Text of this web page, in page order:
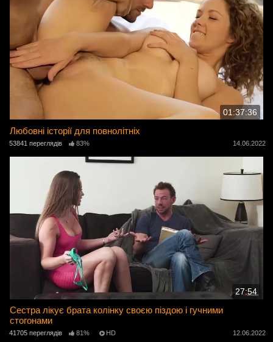
01:37:36
Любовні історії для повнолітніх
53841 переглядів 83% 14.06.2022
27:54
Сестра лікує брата колінку своєю піздою і гучними
стогонами
41705 переглядів 81% HD 12.06.2022